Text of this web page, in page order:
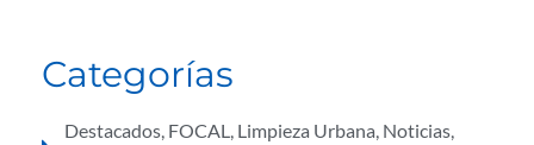
Categorías
Destacados FOCAL Limpieza Urbana Noticias